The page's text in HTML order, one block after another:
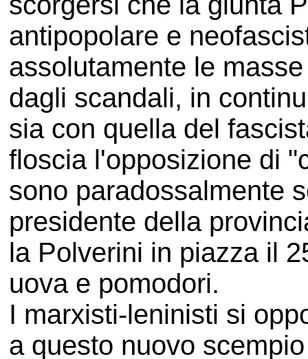
antipopolare e
assolutamente le
dagli scandali, in
sia con quella del
floscia l'opposizione di
sono paradossalmente
presidente della
la Polverini in piazza il
uova e pomodori.
I marxisti-leninisti si
a questo nuovo